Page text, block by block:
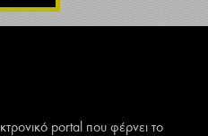
portal που φέρνει το